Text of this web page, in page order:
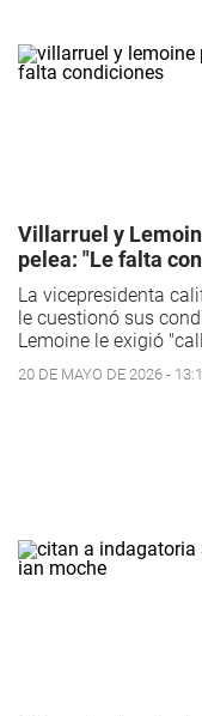
Villarruel y
pelea: "Le falta
La vicepresidenta
le cuestionó sus
Lemoine le exigió
20 DE MAYO DE 2026 -